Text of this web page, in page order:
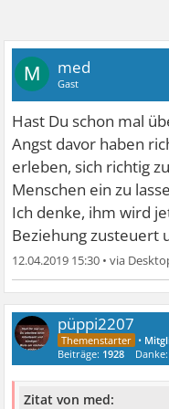
M med
Gast
Hast Du schon mal
Angst davor haben
erleben, sich richtig
Menschen ein zu
Ich denke, ihm wird
Beziehung zusteuert
12.04.2019 15:30 •
püppi2207
•
Beiträge: 1928
Zitat von med: